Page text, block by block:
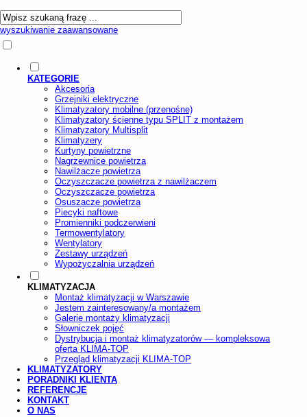
wyszukiwanie zaawansowane
KATEGORIE
Akcesoria
Grzejniki elektryczne
Klimatyzatory mobilne (przenośne)
Klimatyzatory ścienne typu SPLIT z montażem
Klimatyzatory Multisplit
Klimatyzery
Kurtyny powietrzne
Nagrzewnice powietrza
Nawilżacze powietrza
Oczyszczacze powietrza z nawilżaczem
Oczyszczacze powietrza
Osuszacze powietrza
Piecyki naftowe
Promienniki podczerwieni
Termowentylatory
Wentylatory
Zestawy urządzeń
Wypożyczalnia urządzeń
KLIMATYZACJA
Montaż klimatyzacji w Warszawie
Jestem zainteresowany/a montażem
Galerie montaży klimatyzacji
Słowniczek pojęć
Dystrybucja i montaż klimatyzatorów — kompleksowa
oferta KLIMA-TOP
Przegląd klimatyzacji KLIMA-TOP
KLIMATYZATORY
PORADNIKI KLIENTA
REFERENCJE
KONTAKT
O NAS